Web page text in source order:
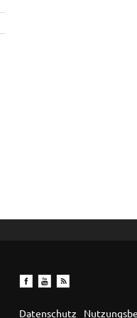
Datenschutz